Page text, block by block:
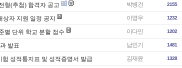
형(추첨) 합격자 공고 박병건 2155
자 지원 일정 공지 이영우 1232
별 단위 학교 분할 점수 이다인 1202
발표 남인기 1481
성적통지표 및 성적증명서 발급 김재윤 1328